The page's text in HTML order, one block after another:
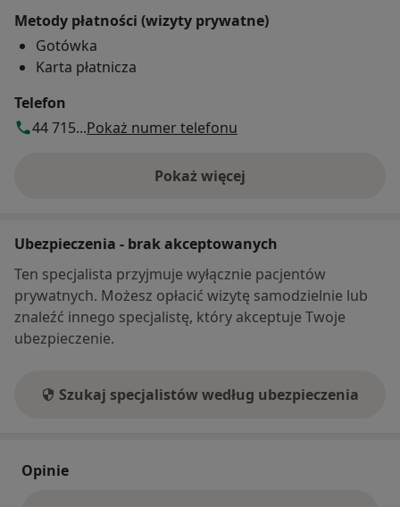
Metody płatności (wizyty prywatne)
Gotówka
Karta płatnicza
Telefon
44 715...Pokaż numer telefonu
Pokaż więcej
o adresie
Ubezpieczenia - brak akceptowanych
Ten specjalista przyjmuje wyłącznie pacjentów
prywatnych. Możesz opłacić wizytę samodzielnie lub
znaleźć innego specjalistę, który akceptuje Twoje
ubezpieczenie.
Szukaj specjalistów według ubezpieczenia
Opinie